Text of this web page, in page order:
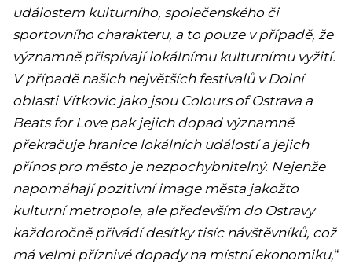
událostem kulturního, společenského či
sportovního charakteru, a to pouze v případě, že
významně přispívají lokálnímu kulturnímu vyžití.
V případě našich největších festivalů v Dolní
oblasti Vítkovic jako jsou Colours of Ostrava a
Beats for Love pak jejich dopad významně
překračuje hranice lokálních událostí a jejich
přínos pro město je nezpochybnitelný. Nejenže
napomáhají pozitivní image města jakožto
kulturní metropole, ale především do Ostravy
každoročně přivádí desítky tisíc návštěvníků, což
má velmi příznivé dopady na místní ekonomiku,“